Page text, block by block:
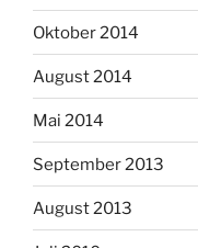
Oktober 2014
August 2014
Mai 2014
September 2013
August 2013